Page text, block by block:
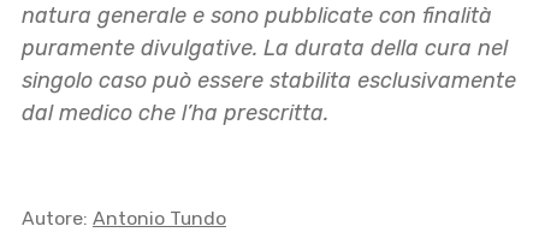
natura generale e sono pubblicate con finalità
puramente divulgative. La durata della cura nel
singolo caso può essere stabilita esclusivamente
dal medico che l’ha prescritta.
Autore: Antonio Tundo